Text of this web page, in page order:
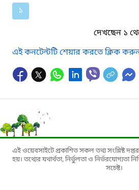
১
দেখছেন ১
এই কনটেন্টটি শেয়ার করতে ক্লিক
এই ওয়েবসাইটে প্রকাশিত সকল তথ্য সংশ্লিষ্ট
হয়। তথ্যের যথার্থতা, নির্ভুলতা ও নির্ভরযোগ্যতা
সচেষ্ট।